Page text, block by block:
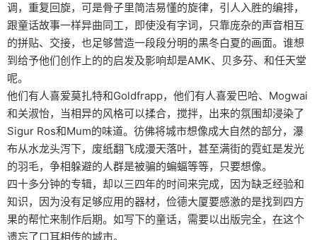
调，重复回旋，可是骨子里简洁易懂的旋律，引人入胜的编排，
跟童话故事一样异曲同工，即使没有字词，只靠庞杂的声音相互
的拼贴、交接，也足够营造一段段分明的黑冬白夏的画面。谁想
到给予他们创作上的的启发及影响却是AMK、贝多芬、和任天堂
呢。
他们有人喜爱莫扎特和Goldfrapp，他们有人喜爱巴哈、Mogwai
和关淑怡，当相异的风格可以揉合，搅拌，出来的氛围却浸染了
Sigur Ros和Mum的味道。彷佛将城市想像成大自然的部分，瀑
布从水龙头泻下，废纸翻飞成漫天落叶，甚至满街的霓虹是发光
的羽毛，争相躲避的人群是被骗的蝙蝠等等，只要想像。
四十多分钟的专辑，却以三四年的时间来完成，因为缺乏经验和
知识，因为没有足够应用的器材，俭德大厦要感激的是找到四方
果的帮忙来制作后期。如写下的童话，需要以出版完全，在这个
遗忘了口耳相传的城市。